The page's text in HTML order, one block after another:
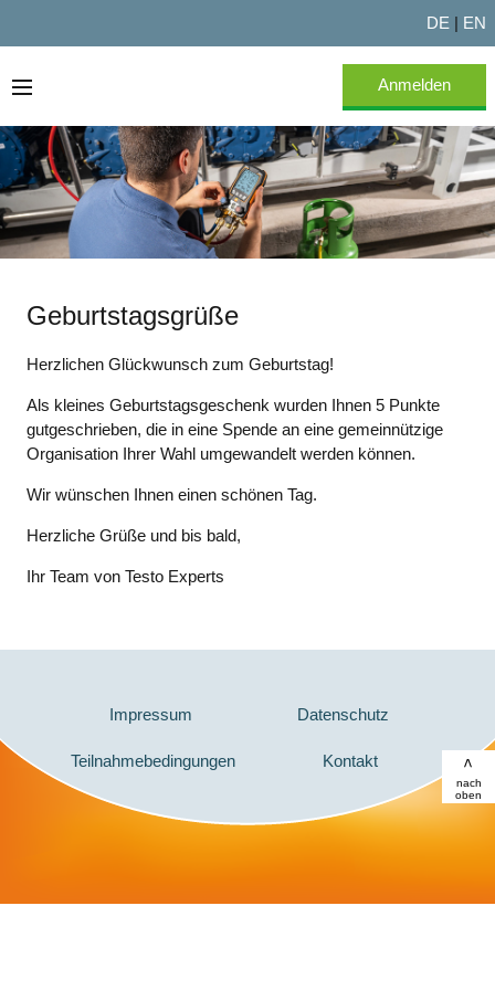
DE | EN
Anmelden
Willkommen Über Testo Experts FAQ
Geburtstagsgrüße
Herzlichen Glückwunsch zum Geburtstag!
Als kleines Geburtstagsgeschenk wurden Ihnen 5 Punkte
gutgeschrieben, die in eine Spende an eine gemeinnützige
Organisation Ihrer Wahl umgewandelt werden können.
Wir wünschen Ihnen einen schönen Tag.
Herzliche Grüße und bis bald,
Ihr Team von Testo Experts
Impressum Datenschutz
Teilnahmebedingungen Kontakt >
nach
oben